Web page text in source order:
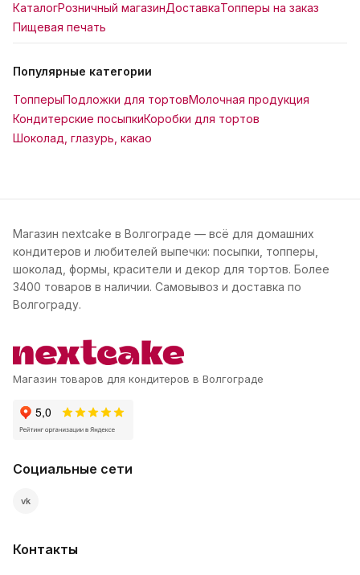
КаталогРозничный магазинДоставкаТопперы на заказ
Пищевая печать
Популярные категории
ТопперыПодложки для тортовМолочная продукция
Кондитерские посыпкиКоробки для тортов
Шоколад, глазурь, какао
Магазин nextcake в Волгограде — всё для домашних
кондитеров и любителей выпечки: посыпки, топперы,
шоколад, формы, красители и декор для тортов. Более
3400 товаров в наличии. Самовывоз и доставка по
Волгограду.
Магазин товаров для кондитеров в Волгограде
Социальные сети
vk
Контакты